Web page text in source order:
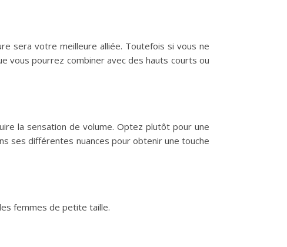
sera votre meilleure alliée. Toutefois si vous ne
vous pourrez combiner avec des hauts courts ou
la sensation de volume. Optez plutôt pour une
ses différentes nuances pour obtenir une touche
femmes de petite taille.